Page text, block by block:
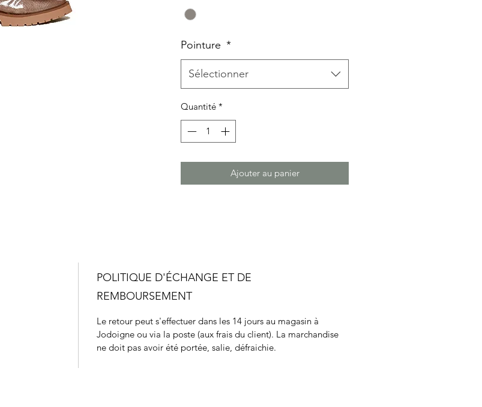
Pointure *
Sélectionner
Quantité *
Ajouter au panier
POLITIQUE D'ÉCHANGE ET DE
REMBOURSEMENT
Le retour peut s'effectuer dans les 14 jours au magasin à
Jodoigne ou via la poste (aux frais du client). La marchandise
ne doit pas avoir été portée, salie, défraichie.